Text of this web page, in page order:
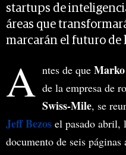
startups de
áreas que
marcarán el futuro de
A ntes de que
de la empresa de
Swiss-Mile, se
Jeff Bezos el pasado abril,
documento de seis